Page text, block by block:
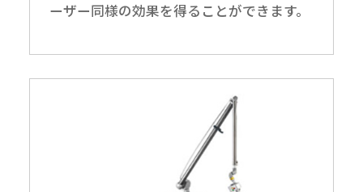
ーザー同様の効果を得ることができます。